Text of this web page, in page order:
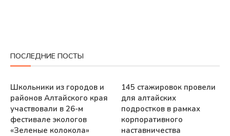
ПОСЛЕДНИЕ ПОСТЫ
Школьники из городов и
районов Алтайского края
участвовали в 26-м
фестивале экологов
«Зеленые колокола»
145 стажировок провели
для алтайских
подростков в рамках
корпоративного
наставничества